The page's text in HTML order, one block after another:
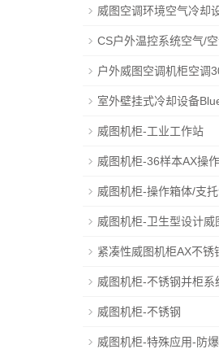
威图空调环境空气冷却
CS户外温控系统空气/空
户外威图空调机柜空调
室外壁挂式冷却设备
威图机柜-工业工作站
威图机柜-36样本AX操作
威图机柜-操作箱体/支托
威图机柜-卫生型设计威
紧凑性威图机柜AX不锈
威图机柜-不锈钢并柜系
威图机柜-不锈钢
威图机柜-特殊应用-防